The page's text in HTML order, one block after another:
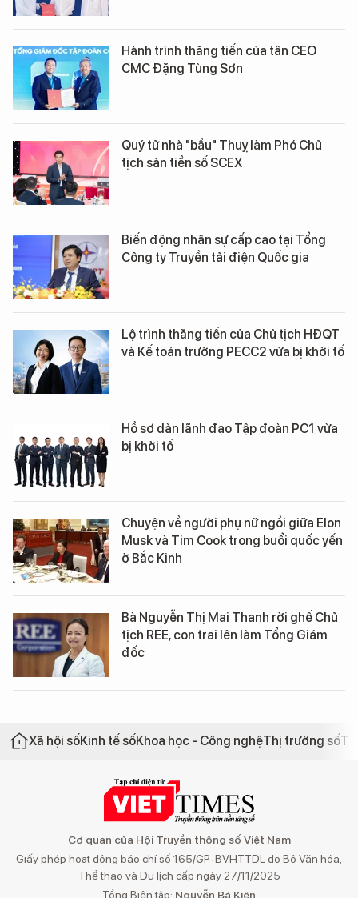
Hành trình thăng tiến của tân CEO
CMC Đặng Tùng Sơn
Quý tử nhà "bầu" Thuỵ làm Phó Chủ
tịch sàn tiền số SCEX
Biến động nhân sự cấp cao tại Tổng
Công ty Truyền tải điện Quốc gia
Lộ trình thăng tiến của Chủ tịch HĐQT
và Kế toán trưởng PECC2 vừa bị khởi tố
Hồ sơ dàn lãnh đạo Tập đoàn PC1 vừa
bị khởi tố
Chuyện về người phụ nữ ngồi giữa Elon
Musk và Tim Cook trong buổi quốc yến
ở Bắc Kinh
Bà Nguyễn Thị Mai Thanh rời ghế Chủ
tịch REE, con trai lên làm Tổng Giám
đốc
Xã hội sốKinh tế sốKhoa học - Công nghệThị trường số
Cơ quan của Hội Truyền thông số Việt Nam
Giấy phép hoạt động báo chí số 165/GP-BVHTTDL do Bộ Văn hóa,
Thể thao và Du lịch cấp ngày 27/11/2025
Tổng Biên tập: Nguyễn Bá Kiên